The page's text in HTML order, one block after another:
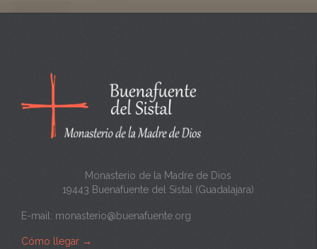
Monasterio de la Madre de Dios
19443 Buenafuente del Sistal (Guadalajara)
E-mail: monasterio@buenafuente.org
Cómo llegar →